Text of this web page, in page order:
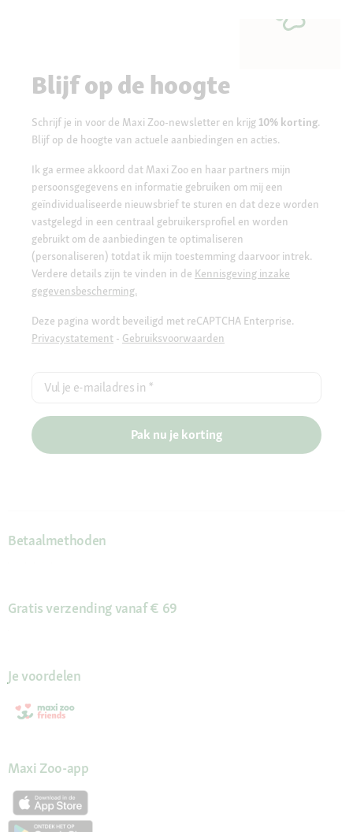
Blijf op de hoogte
Schrijf je in voor de Maxi Zoo-newsletter en krijg 10% korting.
Blijf op de hoogte van actuele aanbiedingen en acties.
Ik ga ermee akkoord dat Maxi Zoo en haar partners mijn
persoonsgegevens en informatie gebruiken om mij een
geïndividualiseerde nieuwsbrief te sturen en dat deze worden
vastgelegd in een centraal gebruikersprofiel en worden
gebruikt om de aanbiedingen te optimaliseren
(personaliseren) totdat ik mijn toestemming daarvoor intrek.
Verdere details zijn te vinden in de Kennisgeving inzake
gegevensbescherming.
Deze pagina wordt beveiligd met reCAPTCHA Enterprise.
Privacystatement - Gebruiksvoorwaarden
Vul je e-mailadres in *
Pak nu je korting
Betaalmethoden
Gratis verzending vanaf € 69
Je voordelen
Maxi Zoo-app